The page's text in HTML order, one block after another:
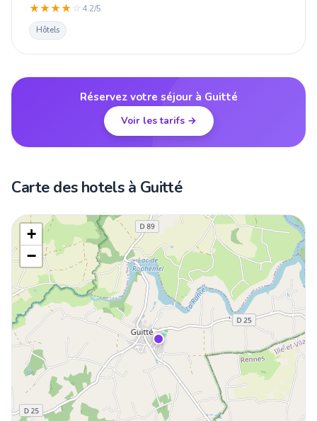
★★★★ ☆ 4.2/5
Hôtels
Réservez votre séjour à Guitté
Voir les tarifs →
Carte des hotels à Guitté
+
−